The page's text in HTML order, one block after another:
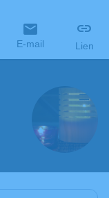
E-mail Lien